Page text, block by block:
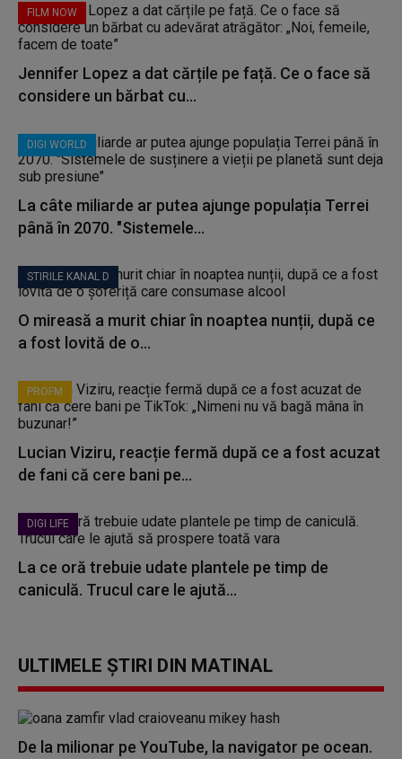
FILM NOW
Jennifer Lopez a dat cărțile pe față. Ce o face să
considere un bărbat cu...
DIGI WORLD
La câte miliarde ar putea ajunge populația Terrei
până în 2070. "Sistemele...
STIRILE KANAL D
O mireasă a murit chiar în noaptea nunții, după ce
a fost lovită de o...
PROFM
Lucian Viziru, reacție fermă după ce a fost acuzat
de fani că cere bani pe...
DIGI LIFE
La ce oră trebuie udate plantele pe timp de
caniculă. Trucul care le ajută...
ULTIMELE ȘTIRI DIN MATINAL
De la milionar pe YouTube, la navigator pe ocean.